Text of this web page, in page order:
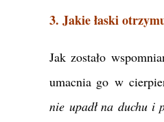
3. Jakie łaski
Jak zostało
umacnia go w
nie upadł na duchu i